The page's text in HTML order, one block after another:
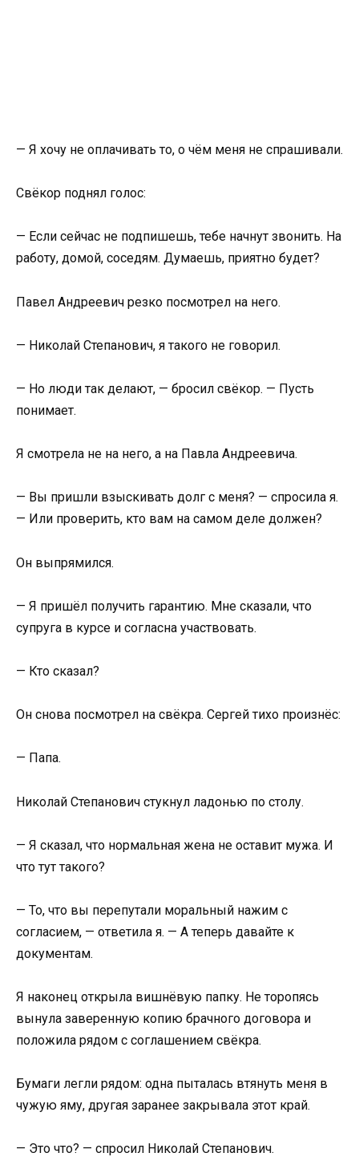
— Я хочу не оплачивать то, о чём меня не спрашивали.
Свёкор поднял голос:
— Если сейчас не подпишешь, тебе начнут звонить. На
работу, домой, соседям. Думаешь, приятно будет?
Павел Андреевич резко посмотрел на него.
— Николай Степанович, я такого не говорил.
— Но люди так делают, — бросил свёкор. — Пусть
понимает.
Я смотрела не на него, а на Павла Андреевича.
— Вы пришли взыскивать долг с меня? — спросила я.
— Или проверить, кто вам на самом деле должен?
Он выпрямился.
— Я пришёл получить гарантию. Мне сказали, что
супруга в курсе и согласна участвовать.
— Кто сказал?
Он снова посмотрел на свёкра. Сергей тихо произнёс:
— Папа.
Николай Степанович стукнул ладонью по столу.
— Я сказал, что нормальная жена не оставит мужа. И
что тут такого?
— То, что вы перепутали моральный нажим с
согласием, — ответила я. — А теперь давайте к
документам.
Я наконец открыла вишнёвую папку. Не торопясь
вынула заверенную копию брачного договора и
положила рядом с соглашением свёкра.
Бумаги легли рядом: одна пыталась втянуть меня в
чужую яму, другая заранее закрывала этот край.
— Это что? — спросил Николай Степанович.